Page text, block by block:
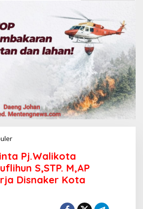
P
S
P
I
Pj.Walikota
S,STP. M,AP
Disnaker Kota